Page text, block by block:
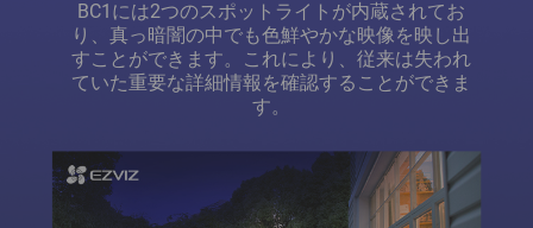
BC1には2つのスポットライトが内蔵されてお
り、真っ暗闇の中でも色鮮やかな映像を映し出
すことができます。これにより、従来は失われ
ていた重要な詳細情報を確認することができま
す。